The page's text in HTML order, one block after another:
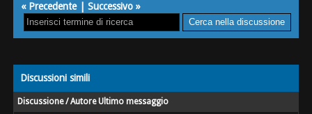
« Precedente|Successivo »
Discussioni simili
Discussione / Autore Ultimo messaggio